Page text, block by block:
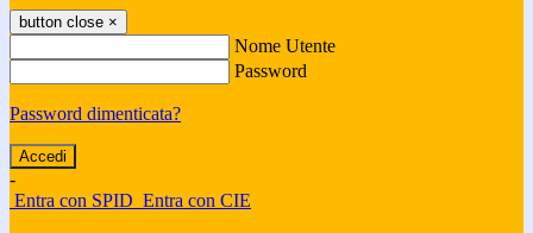
button close ×
Nome Utente
Password
Password dimenticata?
-
Entra con SPID Entra con CIE